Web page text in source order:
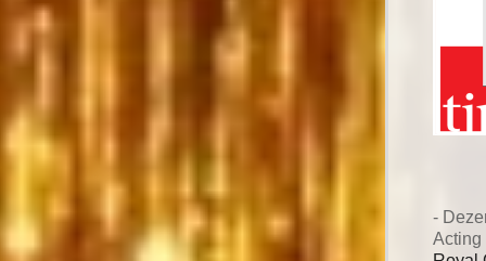
-
Acting